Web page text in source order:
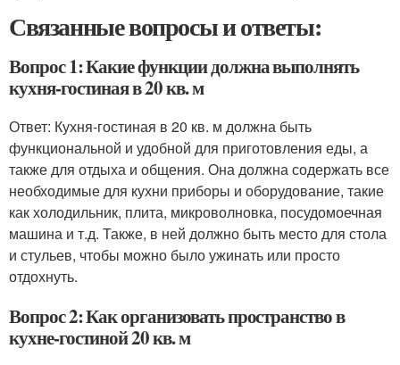
Связанные вопросы и ответы:
Вопрос 1: Какие функции должна выполнять
кухня-гостиная в 20 кв. м
Ответ: Кухня-гостиная в 20 кв. м должна быть
функциональной и удобной для приготовления еды, а
также для отдыха и общения. Она должна содержать все
необходимые для кухни приборы и оборудование, такие
как холодильник, плита, микроволновка, посудомоечная
машина и т.д. Также, в ней должно быть место для стола
и стульев, чтобы можно было ужинать или просто
отдохнуть.
Вопрос 2: Как организовать пространство в
кухне-гостиной 20 кв. м